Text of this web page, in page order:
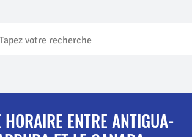
HORAIRE ENTRE ANTIGUA-